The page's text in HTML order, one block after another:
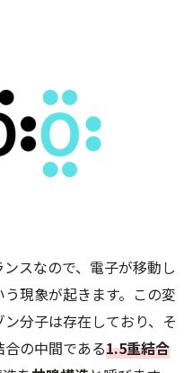
スなので、電子が移動し
現象が起きます。この変
分子は存在しており、そ
の中間である1.5重結合